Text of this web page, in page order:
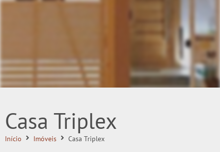
Casa Triplex
Início Imóveis Casa Triplex